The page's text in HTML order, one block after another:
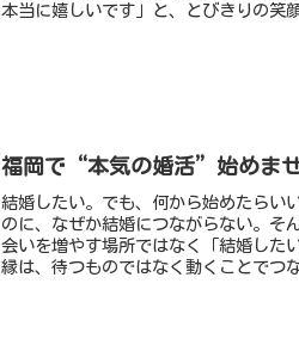
本当に嬉しいです」と、とびきりの笑
福岡で“本気の婚活”始めま
結婚したい。でも、何から始めたらい
のに、なぜか結婚につながらない。そ
会いを増やす場所ではなく「結婚した
縁は、待つものではなく動くことでつ